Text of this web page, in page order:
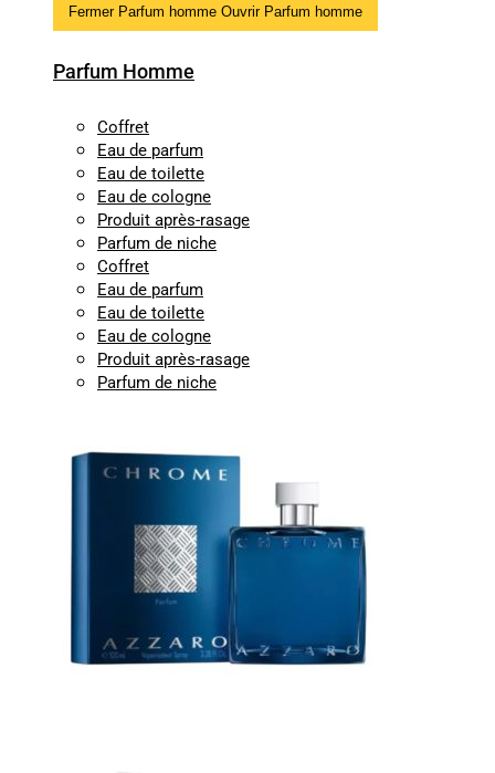
Fermer Parfum homme Ouvrir Parfum homme
Parfum Homme
Coffret
Eau de parfum
Eau de toilette
Eau de cologne
Produit après-rasage
Parfum de niche
Coffret
Eau de parfum
Eau de toilette
Eau de cologne
Produit après-rasage
Parfum de niche